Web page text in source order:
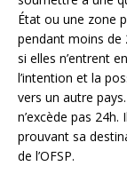
État ou une zone
pendant moins de
si elles n’entrent
l’intention et la
vers un autre
n’excède pas
prouvant sa
de l’OFSP.